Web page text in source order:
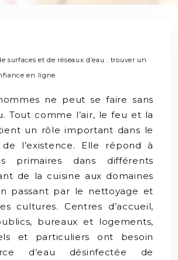
surfaces et de réseaux d’eau : trouver un
en ligne
ne peut se faire sans
Tout comme l’air, le feu et la
un rôle important dans le
de l’existence. Elle répond à
primaires dans différents
de la cuisine aux domaines
passant par le nettoyage et
cultures. Centres d’accueil,
bureaux et logements,
et particuliers ont besoin
d’eau désinfectée de